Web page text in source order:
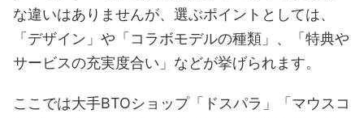
な違いはありませんが、選ぶポイントとしては、
「デザイン」や「コラボモデルの種類」、「特典や
サービスの充実度合い」などが挙げられます。
ここでは大手BTOショップ「ドスパラ」「マウスコ